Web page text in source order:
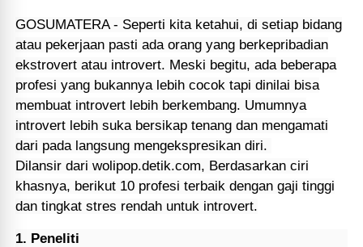
GOSUMATERA - Seperti kita ketahui, di setiap bidang
atau pekerjaan pasti ada orang yang berkepribadian
ekstrovert atau introvert. Meski begitu, ada beberapa
profesi yang bukannya lebih cocok tapi dinilai bisa
membuat introvert lebih berkembang. Umumnya
introvert lebih suka bersikap tenang dan mengamati
dari pada langsung mengekspresikan diri.
Dilansir dari wolipop.detik.com, Berdasarkan ciri
khasnya, berikut 10 profesi terbaik dengan gaji tinggi
dan tingkat stres rendah untuk introvert.
1. Peneliti